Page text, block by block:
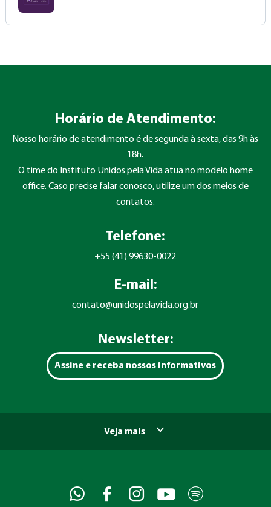
Horário de Atendimento:
Nosso horário de atendimento é de segunda à sexta, das 9h às
18h.
O time do Instituto Unidos pela Vida atua no modelo home
office. Caso precise falar conosco, utilize um dos meios de
contatos.
Telefone:
+55 (41) 99630-0022
E-mail:
contato@unidospelavida.org.br
Newsletter:
Assine e receba nossos informativos
Veja mais